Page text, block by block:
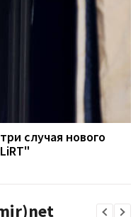
случая нового